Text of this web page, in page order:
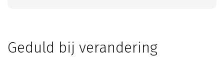
Geduld bij verandering